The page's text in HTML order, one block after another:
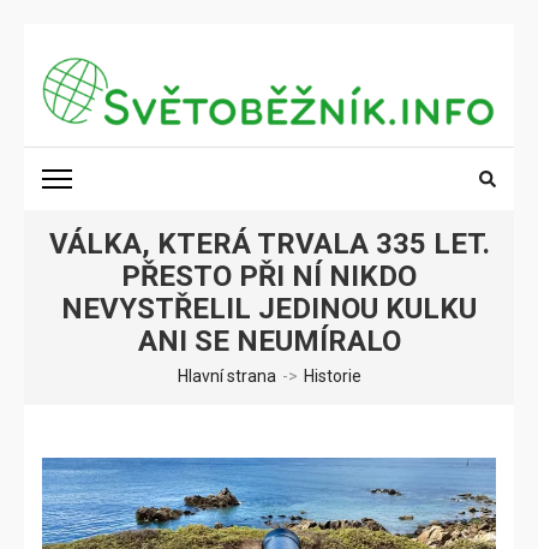
obsah
(stiskněte
Enter)
SVĚTOBĚŽNÍK.INFO
VÁLKA, KTERÁ TRVALA 335 LET.
PŘESTO PŘI NÍ NIKDO
NEVYSTŘELIL JEDINOU KULKU
ANI SE NEUMÍRALO
Hlavní strana -> Historie